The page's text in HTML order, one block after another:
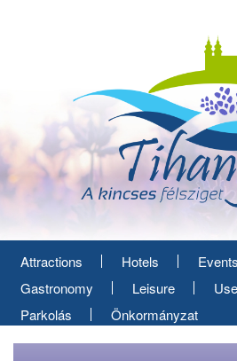
Attractions Hotels
Gastronomy
Leisure
Parkolás
Önkormányzat